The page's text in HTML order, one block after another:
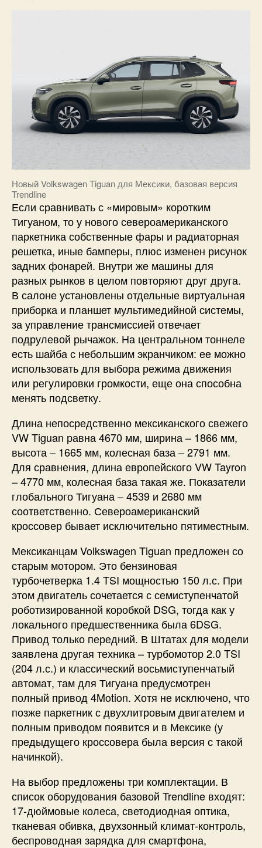
Новый Volkswagen Tiguan для Мексики, базовая версия
Trendline
Если сравнивать с «мировым» коротким
Тигуаном, то у нового североамериканского
паркетника собственные фары и радиаторная
решетка, иные бамперы, плюс изменен рисунок
задних фонарей. Внутри же машины для
разных рынков в целом повторяют друг друга.
В салоне установлены отдельные виртуальная
приборка и планшет мультимедийной системы,
за управление трансмиссией отвечает
подрулевой рычажок. На центральном тоннеле
есть шайба с небольшим экранчиком: ее можно
использовать для выбора режима движения
или регулировки громкости, еще она способна
менять подсветку.
Длина непосредственно мексиканского свежего
VW Tiguan равна 4670 мм, ширина – 1866 мм,
высота – 1665 мм, колесная база – 2791 мм.
Для сравнения, длина европейского VW Tayron
– 4770 мм, колесная база такая же. Показатели
глобального Тигуана – 4539 и 2680 мм
соответственно. Североамериканский
кроссовер бывает исключительно пятиместным.
Мексиканцам Volkswagen Tiguan предложен со
старым мотором. Это бензиновая
турбочетверка 1.4 TSI мощностью 150 л.с. При
этом двигатель сочетается с семиступенчатой
роботизированной коробкой DSG, тогда как у
локального предшественника была 6DSG.
Привод только передний. В Штатах для модели
заявлена другая техника – турбомотор 2.0 TSI
(204 л.с.) и классический восьмиступенчатый
автомат, там для Тигуана предусмотрен
полный привод 4Motion. Хотя не исключено, что
позже паркетник с двухлитровым двигателем и
полным приводом появится и в Мексике (у
предыдущего кроссовера была версия с такой
начинкой).
На выбор предложены три комплектации. В
список оборудования базовой Trendline входят:
17-дюймовые колеса, светодиодная оптика,
тканевая обивка, двухзонный климат-контроль,
беспроводная зарядка для смартфона,